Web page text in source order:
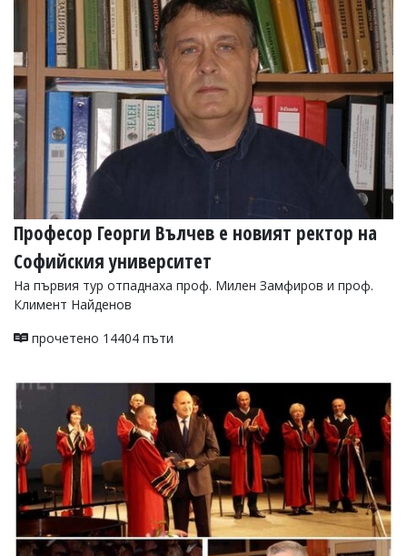
Професор Георги Вълчев е новият ректор на
Софийския университет
На първия тур отпаднаха проф. Милен Замфиров и проф.
Климент Найденов
прочетено 14404 пъти